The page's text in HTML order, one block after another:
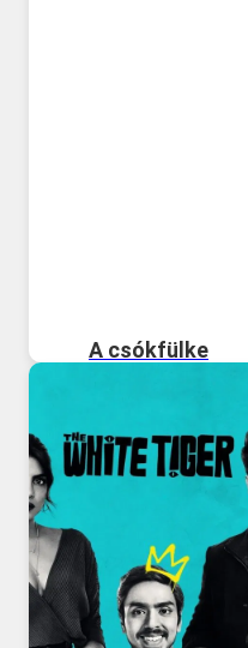
A csókfülke